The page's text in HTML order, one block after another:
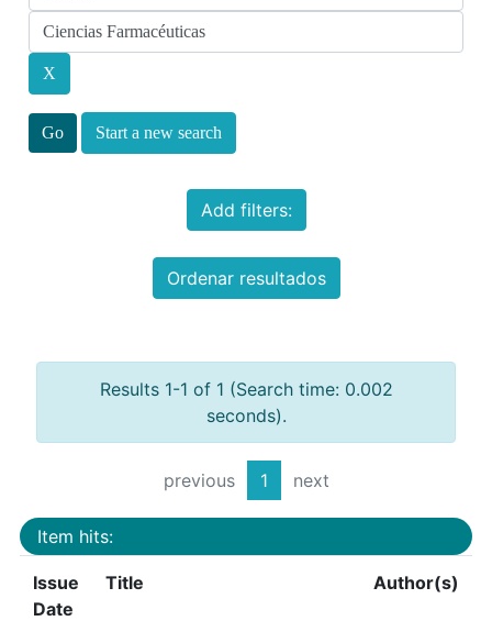
Start a new search
Add filters:
Ordenar resultados
Results 1-1 of 1 (Search time: 0.002
seconds).
previous 1 next
Item hits:
Issue
Date
Title Author(s)